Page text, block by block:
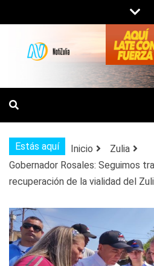
al
contenido
NOTICIAS DEL
DE
Estás aquí Inicio
Zulia
Gobernador Rosales: Seguimos
recuperación de la vialidad del